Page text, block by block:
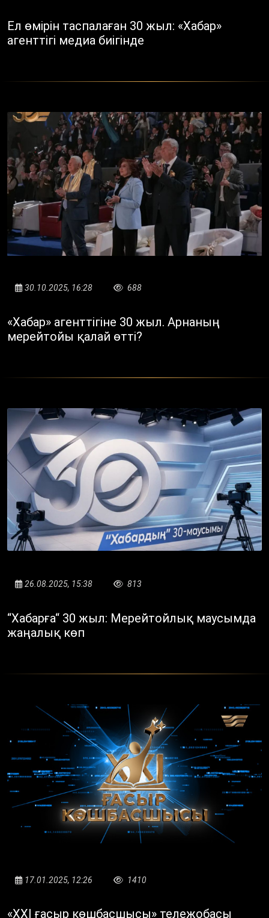
Ел өмірін таспалаған 30 жыл: «Хабар»
агенттігі медиа биігінде
30.10.2025, 16:28 688
«Хабар» агенттігіне 30 жыл. Арнаның
мерейтойы қалай өтті?
26.08.2025, 15:38 813
“Хабарға“ 30 жыл: Мерейтойлық маусымда
жаңалық көп
17.01.2025, 12:26 1410
«XXI ғасыр көшбасшысы» тележобасы